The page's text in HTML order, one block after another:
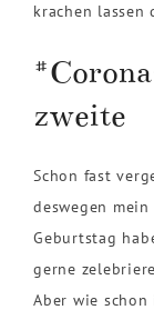
krachen lassen
zweite
Schon fast
deswegen
Geburtstag
gerne
Aber wie